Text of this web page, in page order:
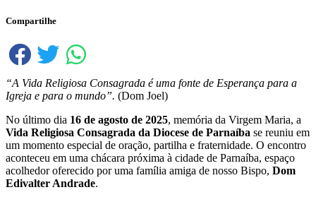
Compartilhe
“A Vida Religiosa Consagrada é uma fonte de Esperança para a
Igreja e para o mundo”. (Dom Joel)
No último dia 16 de agosto de 2025, memória da Virgem Maria, a
Vida Religiosa Consagrada da Diocese de Parnaíba se reuniu em
um momento especial de oração, partilha e fraternidade. O encontro
aconteceu em uma chácara próxima à cidade de Parnaíba, espaço
acolhedor oferecido por uma família amiga de nosso Bispo, Dom
Edivalter Andrade.